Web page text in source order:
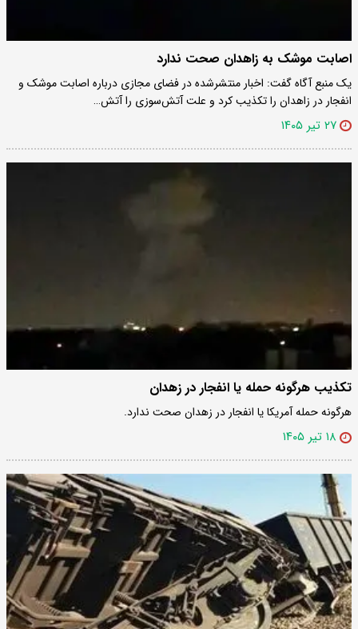
اصابت موشک به زاهدان صحت ندارد
یک منبع آگاه گفت: اخبار منتشرشده در فضای مجازی درباره اصابت موشک و
انفجار در زاهدان را تکذیب کرد و علت آتش‌سوزی را آتش…
۲۷ تیر ۱۴۰۵
تکذیب هرگونه حمله یا انفجار در زهدان
هرگونه حمله آمریکا یا انفجار در زهدان صحت ندارد.
۱۸ تیر ۱۴۰۵